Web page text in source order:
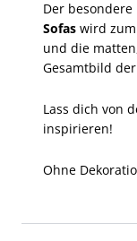
Der
Sofas wird
und die
Gesamtbild
Lass dich von
inspirieren!
Ohne